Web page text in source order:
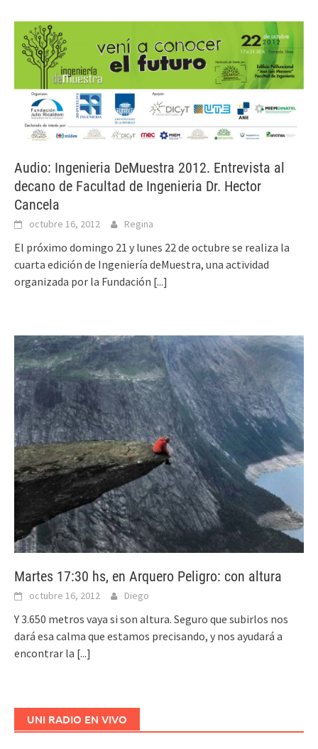
Audio: Ingenieria DeMuestra 2012. Entrevista al
decano de Facultad de Ingenieria Dr. Hector
Cancela
octubre 16, 2012 Regina
El próximo domingo 21 y lunes 22 de octubre se realiza la
cuarta edición de Ingeniería deMuestra, una actividad
organizada por la Fundación [...]
Martes 17:30 hs, en Arquero Peligro: con altura
octubre 16, 2012 Diego
Y 3.650 metros vaya si son altura. Seguro que subirlos nos
dará esa calma que estamos precisando, y nos ayudará a
encontrar la [...]
UNI RADIO EN VIVO